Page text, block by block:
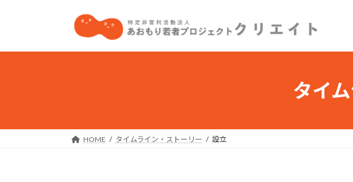
ン
ー
タイ
HOME タイムライン・ストーリー 設立